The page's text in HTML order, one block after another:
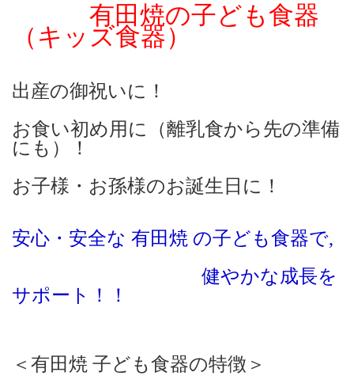
有田焼の子ども食器
（キッズ食器）
出産の御祝いに！
お食い初め用に（離乳食から先の準備
にも）！
お子様・お孫様のお誕生日に！
安心・安全な 有田焼 の子ども食器で,
健やかな成長を
サポート！！
＜有田焼 子ども食器の特徴＞